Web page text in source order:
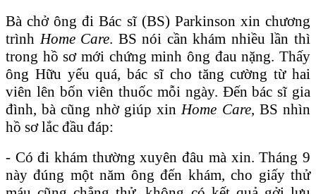
Bà chở ông đi Bác sĩ (BS) Parkinson xin chương
trìnhHome Care. BS nói cần khám nhiều lần thì
trong hồ sơ mới chứng minh ông đau nặng. Thấy
ông Hữu yếu quá, bác sĩ cho tăng cường từ hai
viên lên bốn viên thuốc mỗi ngày. Đến bác sĩ gia
đình, bà cũng nhờ giúp xinHome Care, BS nhìn
hồ sơ lắc đầu đáp:
- Có đi khám thường xuyên đâu mà xin. Tháng 9
này đúng một năm ông đến khám, cho giấy thử